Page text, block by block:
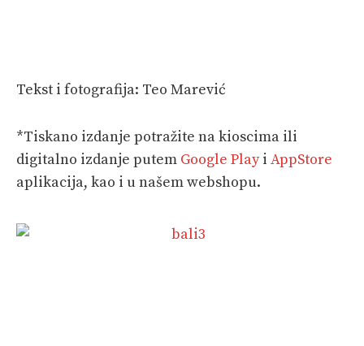
Tekst i fotografija: Teo Marević
*Tiskano izdanje potražite na kioscima ili
digitalno izdanje putem Google Playi AppStore
aplikacija, kao i u našem webshopu.